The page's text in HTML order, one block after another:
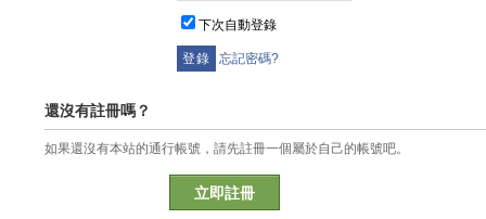
下次自動登錄
忘記密碼?
還沒有註冊嗎？
如果還沒有本站的通行帳號，請先註冊一個屬於自己的帳號吧。
立即註冊